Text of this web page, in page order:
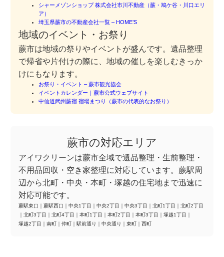
シャーメゾンショップ 株式会社市川不動産（蕨・鳩ケ谷・川口エリ
ア）
埼玉県蕨市の不動産会社一覧 – HOME’S
地域のイベント・お祭り
蕨市は地域の祭りやイベントが盛んです。遺品整理
で帰省や片付けの際に、地域の催しを楽しむきっか
けにもなります。
お祭り・イベント – 蕨市観光協会
イベントカレンダー｜蕨市公式ウェブサイト
中仙道武州蕨宿 宿場まつり（蕨市の代表的なお祭り）
蕨市の対応エリア
アイワクリーンは蕨市全域で遺品整理・生前整理・
不用品回収・空き家整理に対応しています。蕨駅周
辺から北町・中央・本町・塚越の住宅地まで迅速に
対応可能です。
蕨駅東口 ｜ 蕨駅西口 ｜ 中央1丁目 ｜ 中央2丁目 ｜ 中央3丁目 ｜ 北町1丁目 ｜ 北町2丁目
｜ 北町3丁目 ｜ 北町4丁目 ｜ 本町1丁目 ｜ 本町2丁目 ｜ 本町3丁目 ｜ 塚越1丁目 ｜
塚越2丁目 ｜ 南町 ｜ 仲町 ｜ 駅前通り ｜ 中央通り ｜ 東町 ｜ 西町